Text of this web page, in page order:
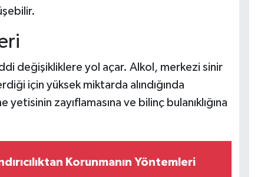
değişikliklere yol açar. Alkol, merkezi sinir
için yüksek miktarda alındığında
zayıflamasına ve bilinç bulanıklığına
Korunmanın Yöntemleri